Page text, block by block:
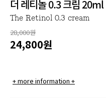
더 레티놀 0.3 크림 20ml
The Retinol 0.3 cream
28,000원
24,800원
+ more information +